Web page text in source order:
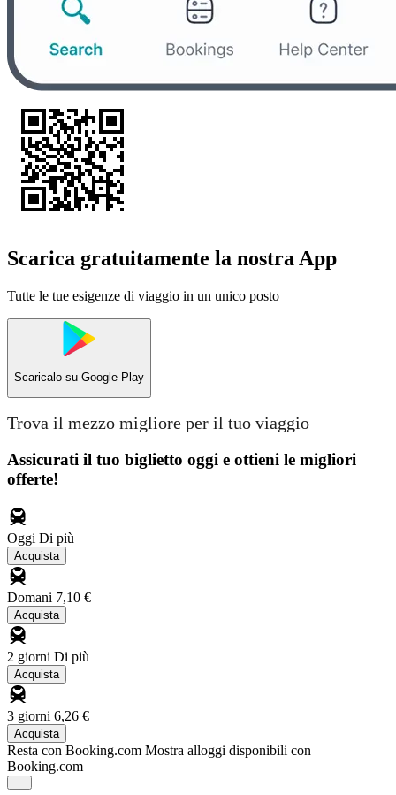
Scarica gratuitamente la nostra App
Tutte le tue esigenze di viaggio in un unico posto
Scaricalo su Google Play
Trova il mezzo migliore per il tuo viaggio
Assicurati il ​​tuo biglietto oggi e ottieni le migliori
offerte!
Oggi Di più
Acquista
Domani 7,10 €
Acquista
2 giorni Di più
Acquista
3 giorni 6,26 €
Acquista
Resta con Booking.com Mostra alloggi disponibili con
Booking.com